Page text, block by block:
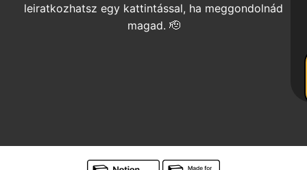
leiratkozhatsz egy kattintással, ha meggondolnád
magad. 🫡